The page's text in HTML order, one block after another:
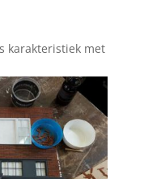
karakteristiek met